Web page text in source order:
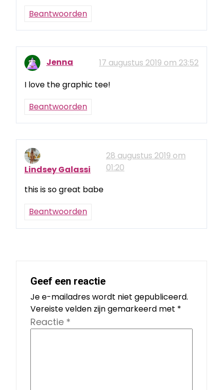
Beantwoorden
Jenna
17 augustus 2019 om 23:52
I love the graphic tee!
Beantwoorden
Lindsey Galassi
28 augustus 2019 om
01:20
this is so great babe
Beantwoorden
Geef een reactie
Je e-mailadres wordt niet gepubliceerd.
Vereiste velden zijn gemarkeerd met *
Reactie *